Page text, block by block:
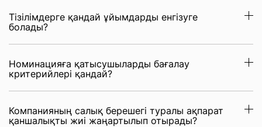
Тізілімдерге қандай ұйымдарды енгізуге
болады?
Номинацияға қатысушыларды бағалау
критерийлері қандай?
Компанияның салық берешегі туралы ақпарат
қаншалықты жиі жаңартылып отырады?